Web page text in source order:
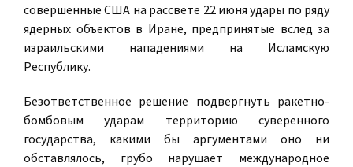
совершенные США на рассвете 22 июня удары по ряду
ядерных объектов в Иране, предпринятые вслед за
израильскими нападениями на Исламскую
Республику.
Безответственное решение подвергнуть ракетно-
бомбовым ударам территорию суверенного
государства, какими бы аргументами оно ни
обставлялось, грубо нарушает международное